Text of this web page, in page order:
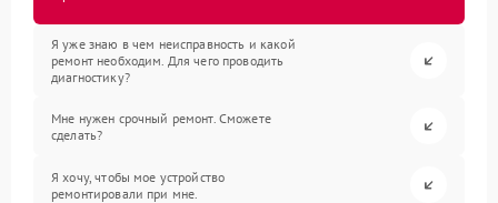
Я уже знаю в чем неисправность и какой
ремонт необходим. Для чего проводить
диагностику?
Мне нужен срочный ремонт. Сможете
сделать?
Я хочу, чтобы мое устройство
ремонтировали при мне.